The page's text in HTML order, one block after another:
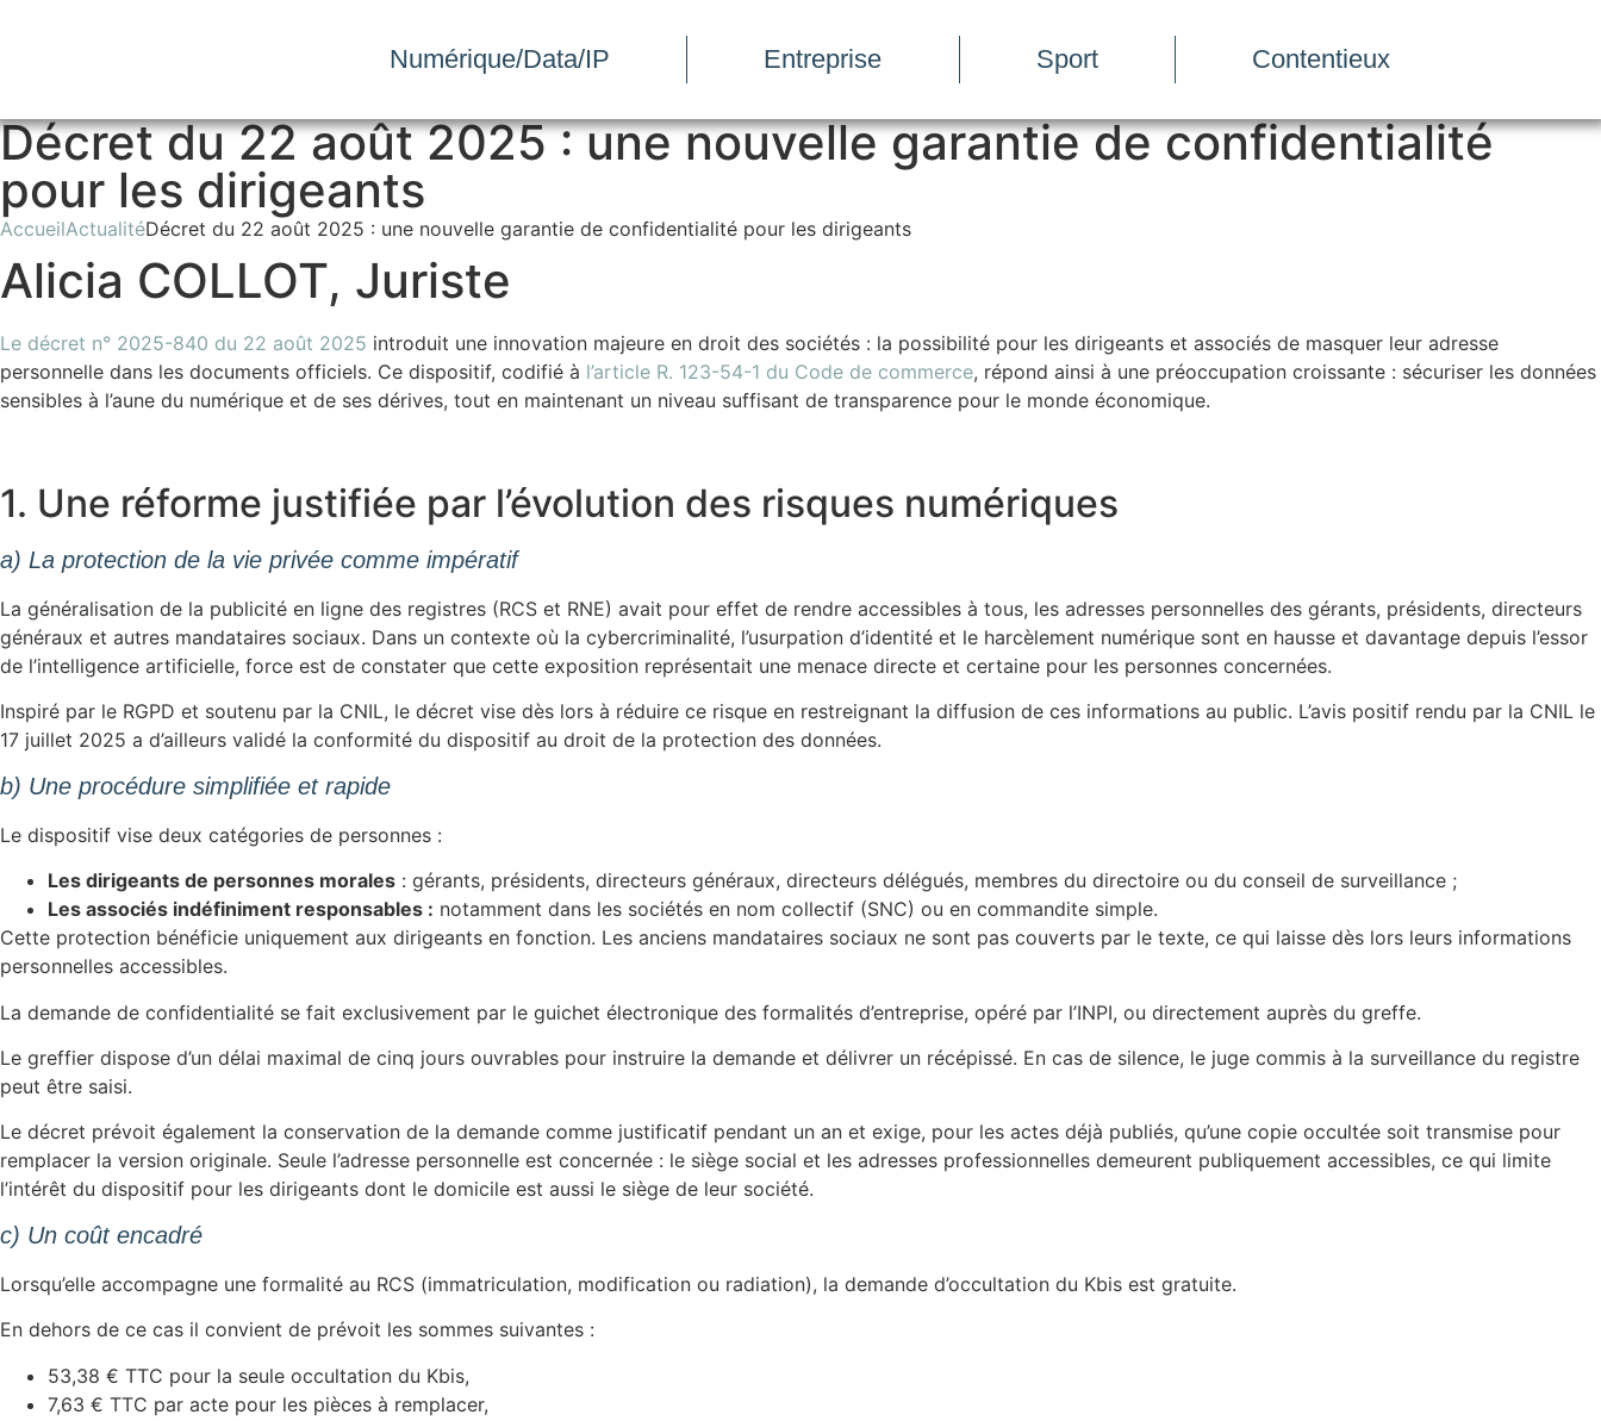
Numérique/Data/IP Entreprise Sport Contentieux
Décret du 22 août 2025 : une nouvelle garantie de confidentialité
pour les dirigeants
AccueilActualitéDécret du 22 août 2025 : une nouvelle garantie de confidentialité pour les dirigeants
Alicia COLLOT, Juriste
Le décret n° 2025-840 du 22 août 2025 introduit une innovation majeure en droit des sociétés : la possibilité pour les dirigeants et associés de masquer leur adresse
personnelle dans les documents officiels. Ce dispositif, codifié à l’article R. 123-54-1 du Code de commerce, répond ainsi à une préoccupation croissante : sécuriser les données
sensibles à l’aune du numérique et de ses dérives, tout en maintenant un niveau suffisant de transparence pour le monde économique.
1. Une réforme justifiée par l’évolution des risques numériques
a) La protection de la vie privée comme impératif
La généralisation de la publicité en ligne des registres (RCS et RNE) avait pour effet de rendre accessibles à tous, les adresses personnelles des gérants, présidents, directeurs
généraux et autres mandataires sociaux. Dans un contexte où la cybercriminalité, l’usurpation d’identité et le harcèlement numérique sont en hausse et davantage depuis l’essor
de l’intelligence artificielle, force est de constater que cette exposition représentait une menace directe et certaine pour les personnes concernées.
Inspiré par le RGPD et soutenu par la CNIL, le décret vise dès lors à réduire ce risque en restreignant la diffusion de ces informations au public. L’avis positif rendu par la CNIL le
17 juillet 2025 a d’ailleurs validé la conformité du dispositif au droit de la protection des données.
b) Une procédure simplifiée et rapide
Le dispositif vise deux catégories de personnes :
Les dirigeants de personnes morales : gérants, présidents, directeurs généraux, directeurs délégués, membres du directoire ou du conseil de surveillance ;
Les associés indéfiniment responsables : notamment dans les sociétés en nom collectif (SNC) ou en commandite simple.
Cette protection bénéficie uniquement aux dirigeants en fonction. Les anciens mandataires sociaux ne sont pas couverts par le texte, ce qui laisse dès lors leurs informations
personnelles accessibles.
La demande de confidentialité se fait exclusivement par le guichet électronique des formalités d’entreprise, opéré par l’INPI, ou directement auprès du greffe.
Le greffier dispose d’un délai maximal de cinq jours ouvrables pour instruire la demande et délivrer un récépissé. En cas de silence, le juge commis à la surveillance du registre
peut être saisi.
Le décret prévoit également la conservation de la demande comme justificatif pendant un an et exige, pour les actes déjà publiés, qu’une copie occultée soit transmise pour
remplacer la version originale. Seule l’adresse personnelle est concernée : le siège social et les adresses professionnelles demeurent publiquement accessibles, ce qui limite
l’intérêt du dispositif pour les dirigeants dont le domicile est aussi le siège de leur société.
c) Un coût encadré
Lorsqu’elle accompagne une formalité au RCS (immatriculation, modification ou radiation), la demande d’occultation du Kbis est gratuite.
En dehors de ce cas il convient de prévoit les sommes suivantes :
53,38 € TTC pour la seule occultation du Kbis,
7,63 € TTC par acte pour les pièces à remplacer,